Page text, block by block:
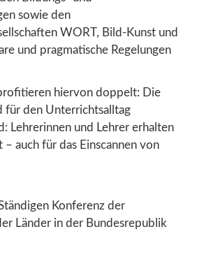
sowie den
WORT, Bild-Kunst und
und pragmatische Regelungen
hiervon doppelt: Die
für den Unterrichtsalltag
Lehrerinnen und Lehrer erhalten
– auch für das Einscannen von
Konferenz der
Länder in der Bundesrepublik